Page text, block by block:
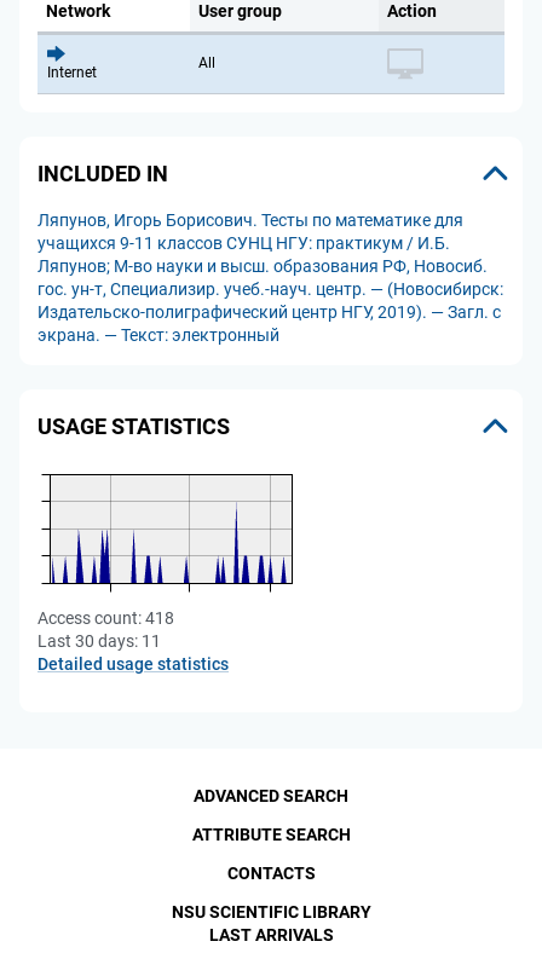
Network User group Action
Internet
All
INCLUDED IN
Ляпунов, Игорь Борисович. Тесты по математике для
учащихся 9-11 классов СУНЦ НГУ: практикум / И.Б.
Ляпунов; М-во науки и высш. образования РФ, Новосиб.
гос. ун-т, Специализир. учеб.-науч. центр. — (Новосибирск:
Издательско-полиграфический центр НГУ, 2019). — Загл. с
экрана. — Текст: электронный
USAGE STATISTICS
Access count:418
Last 30 days: 11
Detailed usage statistics
ADVANCED SEARCH
ATTRIBUTE SEARCH
CONTACTS
NSU SCIENTIFIC LIBRARY
LAST ARRIVALS